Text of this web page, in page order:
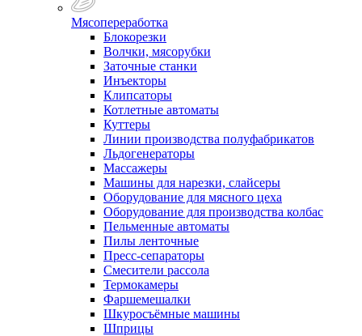
Мясопереработка
Блокорезки
Волчки, мясорубки
Заточные станки
Инъекторы
Клипсаторы
Котлетные автоматы
Куттеры
Линии производства полуфабрикатов
Льдогенераторы
Массажеры
Машины для нарезки, слайсеры
Оборудование для мясного цеха
Оборудование для производства колбас
Пельменные автоматы
Пилы ленточные
Пресс-сепараторы
Смесители рассола
Термокамеры
Фаршемешалки
Шкуросъёмные машины
Шприцы